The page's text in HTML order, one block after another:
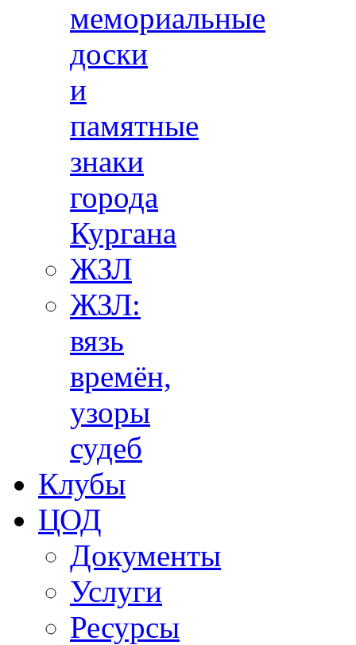
мемориальные
доски
и
памятные
знаки
города
Кургана
ЖЗЛ
ЖЗЛ:
вязь
времён,
узоры
судеб
Клубы
ЦОД
Документы
Услуги
Ресурсы